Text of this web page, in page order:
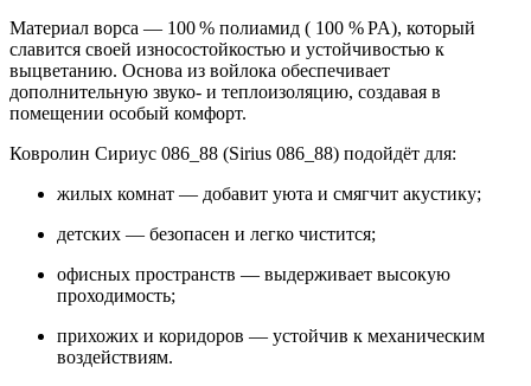
Материал ворса — 100 % полиамид ( 100 %PA), который
славится своей износостойкостью и устойчивостью к
выцветанию. Основа из войлока обеспечивает
дополнительную звуко‑ и теплоизоляцию, создавая в
помещении особый комфорт.
Ковролин Сириус 086_88 (Sirius 086_88) подойдёт для:
жилых комнат — добавит уюта и смягчит акустику;
детских — безопасен и легко чистится;
офисных пространств — выдерживает высокую
проходимость;
прихожих и коридоров — устойчив к механическим
воздействиям.